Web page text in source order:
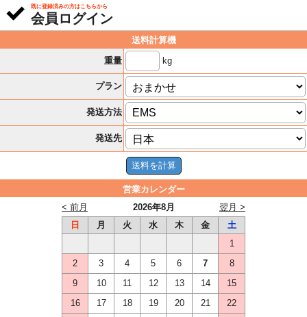
既に登録済みの方はこちらから
会員ログイン
送料計算機
重量
kg
プラン
発送方法
発送先
営業カレンダー
2026年8月
< 前月
翌月 >
日
月 火 水 木 金
土
1
2
3 4 5 6 7
8
9
10 11 12 13 14
15
16
17 18 19 20 21
22